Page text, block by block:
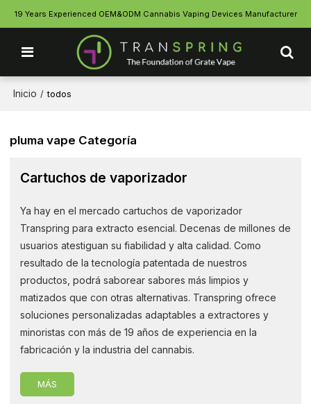
19 Years Experienced OEM&ODM Cannabis Vaping Devices Manufacturer
Inicio / todos
pluma vape Categoría
Cartuchos de vaporizador
Ya hay en el mercado cartuchos de vaporizador
Transpring para extracto esencial. Decenas de millones de
usuarios atestiguan su fiabilidad y alta calidad. Como
resultado de la tecnología patentada de nuestros
productos, podrá saborear sabores más limpios y
matizados que con otras alternativas. Transpring ofrece
soluciones personalizadas adaptables a extractores y
minoristas con más de 19 años de experiencia en la
fabricación y la industria del cannabis.
MÁS